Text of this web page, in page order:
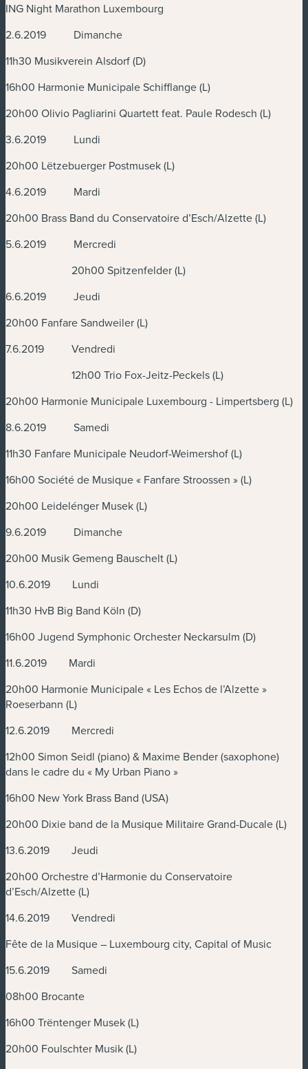
ING Night Marathon Luxembourg
2.6.2019 Dimanche
11h30 Musikverein Alsdorf (D)
16h00 Harmonie Municipale Schifflange (L)
20h00 Olivio Pagliarini Quartett feat. Paule Rodesch (L)
3.6.2019 Lundi
20h00 Lëtzebuerger Postmusek (L)
4.6.2019 Mardi
20h00 Brass Band du Conservatoire d’Esch/Alzette (L)
5.6.2019 Mercredi
20h00 Spitzenfelder (L)
6.6.2019 Jeudi
20h00 Fanfare Sandweiler (L)
7.6.2019 Vendredi
12h00 Trio Fox-Jeitz-Peckels (L)
20h00 Harmonie Municipale Luxembourg - Limpertsberg (L)
8.6.2019 Samedi
11h30 Fanfare Municipale Neudorf-Weimershof (L)
16h00 Société de Musique « Fanfare Stroossen » (L)
20h00 Leidelénger Musek (L)
9.6.2019 Dimanche
20h00 Musik Gemeng Bauschelt (L)
10.6.2019 Lundi
11h30 HvB Big Band Köln (D)
16h00 Jugend Symphonic Orchester Neckarsulm (D)
11.6.2019 Mardi
20h00 Harmonie Municipale « Les Echos de l’Alzette »
Roeserbann (L)
12.6.2019 Mercredi
12h00 Simon Seidl (piano) & Maxime Bender (saxophone)
dans le cadre du « My Urban Piano »
16h00 New York Brass Band (USA)
20h00 Dixie band de la Musique Militaire Grand-Ducale (L)
13.6.2019 Jeudi
20h00 Orchestre d’Harmonie du Conservatoire
d’Esch/Alzette (L)
14.6.2019 Vendredi
Fête de la Musique – Luxembourg city, Capital of Music
15.6.2019 Samedi
08h00 Brocante
16h00 Trëntenger Musek (L)
20h00 Foulschter Musik (L)